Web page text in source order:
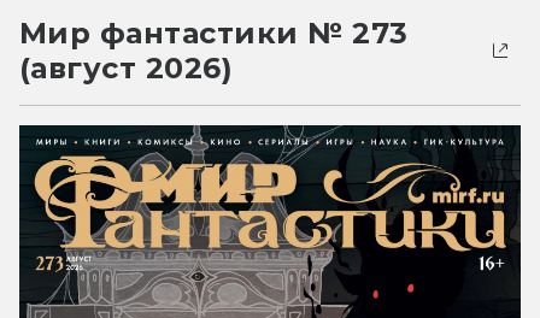
Мир фантастики № 273
(август 2026)